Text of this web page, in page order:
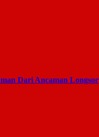
Dari Ancaman Longsor